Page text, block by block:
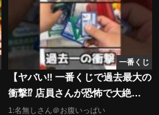
一番くじ
【ヤバい‼︎ 一番くじで過去最大の
衝撃⁉︎ 店員さんが恐怖で大絶
叫⁉︎】 #僕のヒーローアカデミア
1:名無しさん＠お腹いっぱい